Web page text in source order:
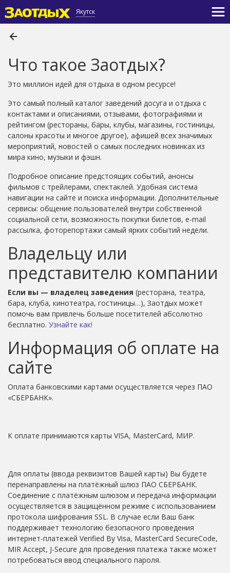
Якутск
Что такое Заотдых?
Это миллион идей для отдыха в одном ресурсе!
Это самый полный каталог заведений досуга и отдыха с
контактами и описаниями, отзывами, фотографиями и
рейтингом (рестораны, бары, клубы, магазины, гостиницы,
салоны красоты и многое другое), афишей всех значимых
мероприятий, новостей о самых последних новинках из
мира кино, музыки и фэшн.
Подробное описание предстоящих событий, анонсы
фильмов с трейлерами, спектаклей. Удобная система
навигации на сайте и поиска информации. Дополнительные
сервисы: общение пользователей внутри собственной
социальной сети, возможность покупки билетов, e-mail
рассылка, фоторепортажи самый ярких событий недели.
Владельцу или
представителю компании
Если вы — владелец заведения (ресторана, театра,
бара, клуба, кинотеатра, гостиницы…), Заотдых может
помочь вам привлечь больше посетителей абсолютно
бесплатно. Узнайте как!
Информация об оплате на
сайте
Оплата банковскими картами осуществляется через ПАО
«СБЕРБАНК».
К оплате принимаются карты VISA, MasterCard, МИР.
Для оплаты (ввода реквизитов Вашей карты) Вы будете
перенаправлены на платёжный шлюз ПАО СБЕРБАНК.
Соединение с платёжным шлюзом и передача информации
осуществляется в защищённом режиме с использованием
протокола шифрования SSL. В случае если Ваш банк
поддерживает технологию безопасного проведения
интернет-платежей Verified By Visa, MasterCard SecureCode,
MIR Accept, J-Secure для проведения платежа также может
потребоваться ввод специального пароля.